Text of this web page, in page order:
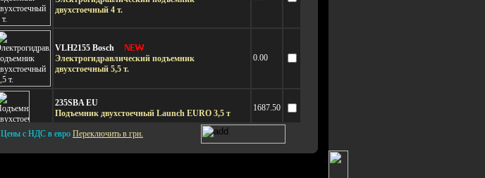
двухстоечный 4 т.
VLH2155 Bosch
Электрогидравлический подъемник
двухстоечный 5,5 т.
0.00
235SBA EU
Подъемник двухстоечный Launch EURO 3,5 т
1687.50
Подъемник двухстоечный Launch 3,5 т
Цены с НДС в евро Переключить в грн.